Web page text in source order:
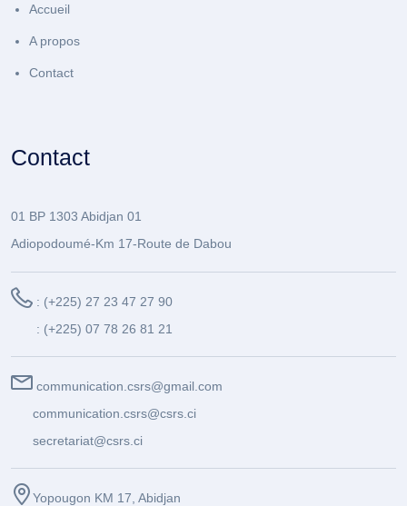
Accueil
A propos
Contact
Contact
01 BP 1303 Abidjan 01
Adiopodoumé-Km 17-Route de Dabou
: (+225) 27 23 47 27 90
: (+225) 07 78 26 81 21
communication.csrs@gmail.com
communication.csrs@csrs.ci
secretariat@csrs.ci
Yopougon KM 17, Abidjan